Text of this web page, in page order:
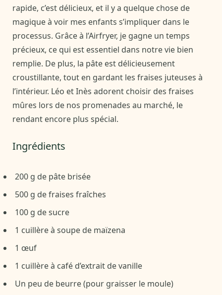
rapide, c’est délicieux, et il y a quelque chose de
magique à voir mes enfants s’impliquer dans le
processus. Grâce à l’Airfryer, je gagne un temps
précieux, ce qui est essentiel dans notre vie bien
remplie. De plus, la pâte est délicieusement
croustillante, tout en gardant les fraises juteuses à
l’intérieur. Léo et Inès adorent choisir des fraises
mûres lors de nos promenades au marché, le
rendant encore plus spécial.
Ingrédients
200 g de pâte brisée
500 g de fraises fraîches
100 g de sucre
1 cuillère à soupe de maïzena
1 œuf
1 cuillère à café d’extrait de vanille
Un peu de beurre (pour graisser le moule)